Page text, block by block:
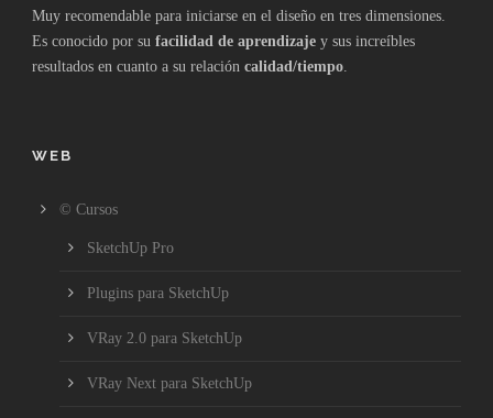
Muy recomendable para iniciarse en el diseño en tres dimensiones.
Es conocido por su facilidad de aprendizaje y sus increíbles
resultados en cuanto a su relación calidad/tiempo
WEB
© Cursos
SketchUp Pro
Plugins para SketchUp
VRay 2.0 para SketchUp
VRay Next para SketchUp